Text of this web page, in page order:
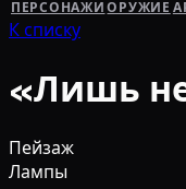
ПЕРСОНАЖИ ОРУЖИЕ
К списку
«Лишь
Пейзаж
Лампы